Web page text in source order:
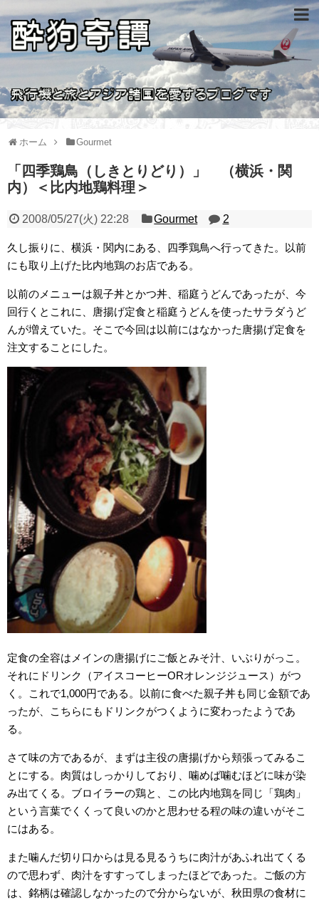
ホーム Gourmet
「四季鶏鳥（しきとりどり）」 （横浜・関
内）＜比内地鶏料理＞
2008/05/27(火) 22:28 Gourmet 2
久し振りに、横浜・関内にある、四季鶏鳥へ行ってきた。以前
にも取り上げた比内地鶏のお店である。
以前のメニューは親子丼とかつ丼、稲庭うどんであったが、今
回行くとこれに、唐揚げ定食と稲庭うどんを使ったサラダうど
んが増えていた。そこで今回は以前にはなかった唐揚げ定食を
注文することにした。
定食の全容はメインの唐揚げにご飯とみそ汁、いぶりがっこ。
それにドリンク（アイスコーヒーORオレンジジュース）がつ
く。これで1,000円である。以前に食べた親子丼も同じ金額であ
ったが、こちらにもドリンクがつくように変わったようであ
る。
さて味の方であるが、まずは主役の唐揚げから頬張ってみるこ
とにする。肉質はしっかりしており、噛めば噛むほどに味が染
み出てくる。ブロイラーの鶏と、この比内地鶏を同じ「鶏肉」
という言葉でくくって良いのかと思わせる程の味の違いがそこ
にはある。
また噛んだ切り口からは見る見るうちに肉汁があふれ出てくる
ので思わず、肉汁をすすってしまったほどであった。ご飯の方
は、銘柄は確認しなかったので分からないが、秋田県の食材に